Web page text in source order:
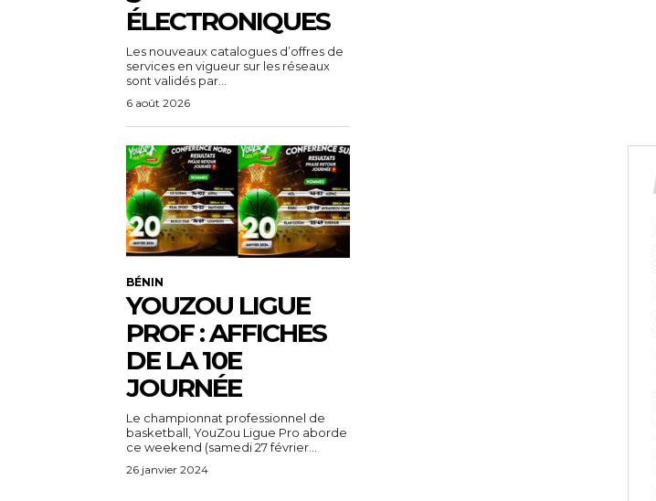
ÉLECTRONIQUES
Les nouveaux catalogues d’offres de
services en vigueur sur les réseaux
sont validés par...
6 août 2026
BÉNIN
YOUZOU LIGUE
PROF : AFFICHES
DE LA 10E
JOURNÉE
Le championnat professionnel de
basketball, YouZou Ligue Pro aborde
ce weekend (samedi 27 février...
26 janvier 2024